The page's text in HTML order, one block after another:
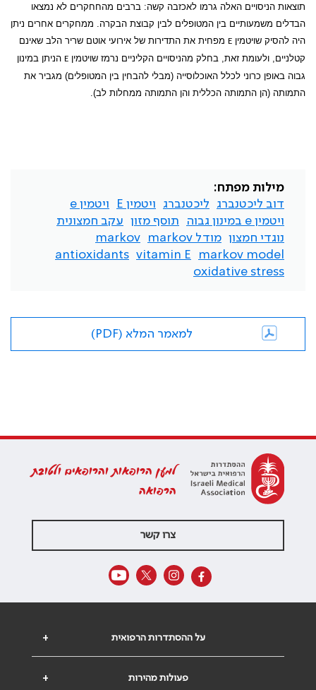
תוצאות הניסויים האלה גרמו לאכזבה קשה: ברבים מהחחקרים לא נמצאו
הבדלים משמעותיים בין המטופלים לבין קבוצת הבקרה. ממחקרים אחרים ניתן
היה להסיק שויטמין E מפחית את התדירות של אירועי אוטם שריר הלב שאינם
קטלניים, ולעומת זאת, בחלק מהניסויים הקליניים נרמז שויטמין E הניתן במינון
גבוה באופן כרוני לכלל האוכלוסייה (מבלי להבחין בין המטופלים) מגביר את
התמותה (הן התמותה הכללית והן התמותה ממחלות לב).
מילות מפתח:
דוב ליכטנברג
ליכטנברג ויטמין E
ויטמין e
ויטמין e במינון גבוה
תוסף מזון
עקב חמצונית
נוגדי חמצון מודל markov
markov
markov model
vitamin E
antioxidants
oxidative stress
למאמר המלא (PDF)
למען הרופאות והרופאים ולטובת
הרפואה
צרו קשר
+ על ההסתדרות הרפואית
+ פעולות מהירות